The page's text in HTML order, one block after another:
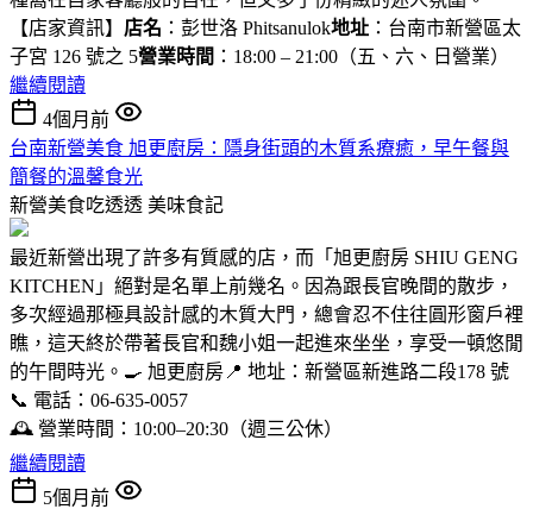
【店家資訊】 店名 ：彭世洛 Phitsanulok地址 ：台南市新營區太
子宮 126 號之 5營業時間 ：18:00 – 21:00（五、六、日營業）
繼續閱讀
4個月前
台南新營美食 旭更廚房：隱身街頭的木質系療癒，早午餐與
簡餐的溫馨食光
新營美食吃透透 美味食記
最近新營出現了許多有質感的店，而「旭更廚房 SHIU GENG
KITCHEN」絕對是名單上前幾名。因為跟長官晚間的散步，
多次經過那極具設計感的木質大門，總會忍不住往圓形窗戶裡
瞧，這天終於帶著長官和魏小姐一起進來坐坐，享受一頓悠閒
的午間時光。🍳 旭更廚房📍 地址：新營區新進路二段178 號
📞 電話：06-635-0057
🕰 營業時間：10:00–20:30（週三公休）
繼續閱讀
5個月前